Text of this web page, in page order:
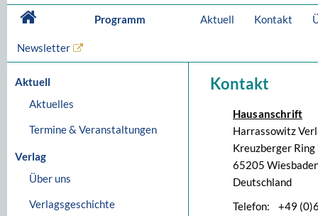
Programm Aktuell Kontakt
Newsletter
Aktuell
Aktuelles
Termine & Veranstaltungen
Verlag
Über uns
Verlagsgeschichte
Kontakt
Hausanschrift
Harrassowitz
Kreuzberger Ring
65205
Deutschland
Telefon:
+49